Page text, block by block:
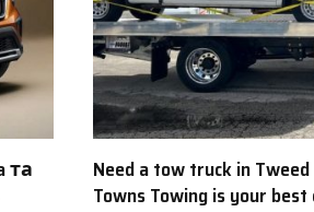
та
Need a tow truck in
Towns Towing is your best